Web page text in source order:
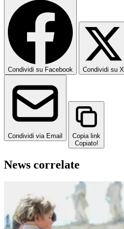
Condividi su Facebook Condividi su X
Condividi via Email
Copia link
Copiato!
News correlate